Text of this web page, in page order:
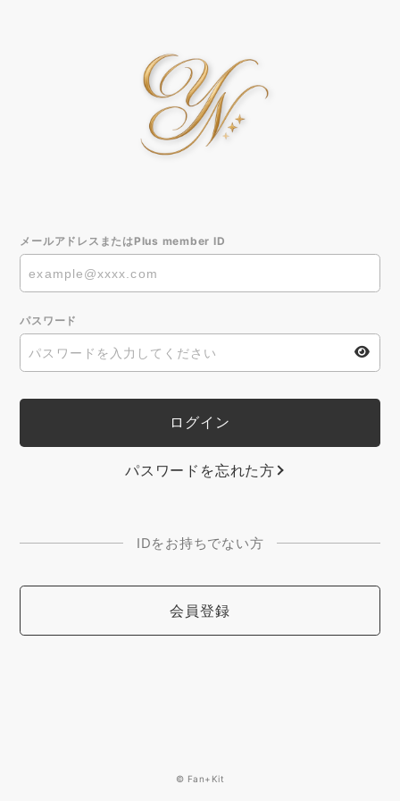
メールアドレスまたはPlus member ID
パスワード
パスワードを忘れた方
IDをお持ちでない方
会員登録
© Fan+Kit